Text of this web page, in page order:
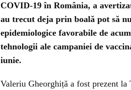
COVID-19 în România, a
au trecut deja prin boală pot să
epidemiologice favorabile de
tehnologii ale campaniei de
iunie.
Valeriu Gheorghiță a fost prezent